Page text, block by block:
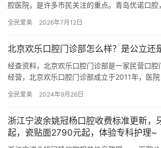
腔医院，是许多市民关注的重点。青岛优诺口腔
碑，成…
全民爱美 2026年7月12日
北京欢乐口腔门诊部怎么样？是公立还
经查资料，北京欢乐口腔门诊部是一家民营口腔
经营，北京欢乐口腔门诊部成立于2011年，医
全民爱美 2024年9月26日
浙江宁波余姚冠杨口腔收费标准更新，
起，瓷贴面2790元起，体验专科护理~